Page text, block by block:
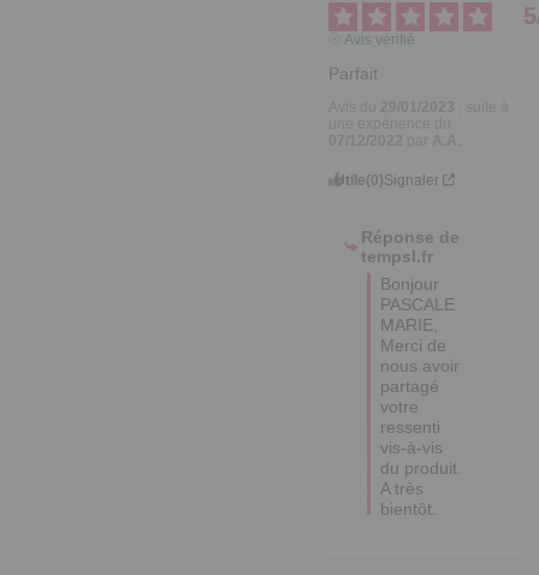
5
Avis vérifié
Parfait
29/01/2023
07/12/2022
A.A.
Utile(0)Signaler
Réponse de
tempsl.fr
Bonjour
PASCALE
MARIE,
Merci de
nous avoir
partagé
votre
ressenti
vis-à-vis
du produit.
A très
bientôt.